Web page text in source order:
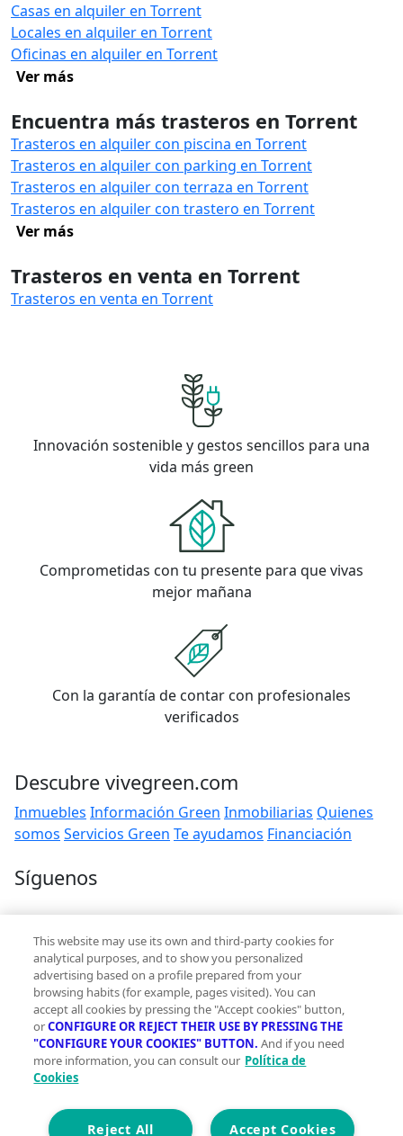
Casas en alquiler en Torrent
Locales en alquiler en Torrent
Oficinas en alquiler en Torrent
Ver más
Encuentra más trasteros en Torrent
Trasteros en alquiler con piscina en Torrent
Trasteros en alquiler con parking en Torrent
Trasteros en alquiler con terraza en Torrent
Trasteros en alquiler con trastero en Torrent
Ver más
Trasteros en venta en Torrent
Trasteros en venta en Torrent
Innovación sostenible y gestos sencillos para una
vida más green
Comprometidas con tu presente para que vivas
mejor mañana
Con la garantía de contar con profesionales
verificados
Descubre vivegreen.com
Inmuebles Información Green Inmobiliarias Quienes
somos Servicios Green Te ayudamos Financiación
Síguenos
Contacto
hola@vivegreen.com
Aviso Legal
Condiciones de uso
Politica de privacidad
Política de cookies
This website may use its own and third-party cookies for
analytical purposes, and to show you personalized
advertising based on a profile prepared from your
browsing habits (for example, pages visited). You can
accept all cookies by pressing the "Accept cookies" button,
orCONFIGURE OR REJECT THEIR USE BY PRESSING THE
"CONFIGURE YOUR COOKIES" BUTTON. And if you need
more information, you can consult our Política de
Cookies
Accept Cookies
Reject All